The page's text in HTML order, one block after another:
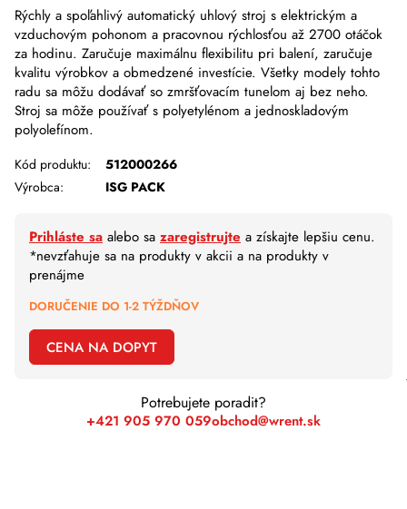
Rýchly a spoľahlivý automatický uhlový stroj s elektrickým a
vzduchovým pohonom a pracovnou rýchlosťou až 2700 otáčok
za hodinu. Zaručuje maximálnu flexibilitu pri balení, zaručuje
kvalitu výrobkov a obmedzené investície. Všetky modely tohto
radu sa môžu dodávať so zmršťovacím tunelom aj bez neho.
Stroj sa môže používať s polyetylénom a jednoskladovým
polyolefínom.
Kód produktu:
512000266
Výrobca:
ISG PACK
Prihláste sa alebo sa zaregistrujte a získajte lepšiu cenu.
*nevzťahuje sa na produkty v akcii a na produkty v
prenájme
DORUČENIE DO 1-2 TÝŽDŇOV
CENA NA DOPYT
Potrebujete poradit?
+421 905 970 059obchod@wrent.sk